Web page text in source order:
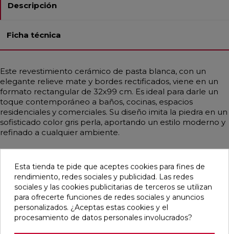
Descripción
Ficha técnica
Este revestimiento cerámico de pasta blanca, con un
elegante relieve mate y bordes rectificados, viene en un
formato rectangular de 32x99 cm. Es ideal para darle un
toque contemporáneo a baños, cocinas, espacios
residenciales y comerciales. Su diseño imita la piedra en un
sofisticado color gris perla, aportando un estilo moderno y
refinado a cualquier ambiente.
Pensamos que te puede interesar
favorite favorite favorite
Esta tienda te pide que aceptes cookies para fines de
rendimiento, redes sociales y publicidad. Las redes
sociales y las cookies publicitarias de terceros se utilizan
para ofrecerte funciones de redes sociales y anuncios
personalizados. ¿Aceptas estas cookies y el
procesamiento de datos personales involucrados?